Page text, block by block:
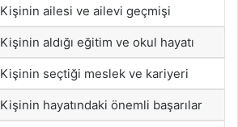
Kişinin ailesi ve ailevi geçmişi
Kişinin aldığı eğitim ve okul hayatı
Kişinin seçtiği meslek ve kariyeri
Kişinin hayatındaki önemli başarılar